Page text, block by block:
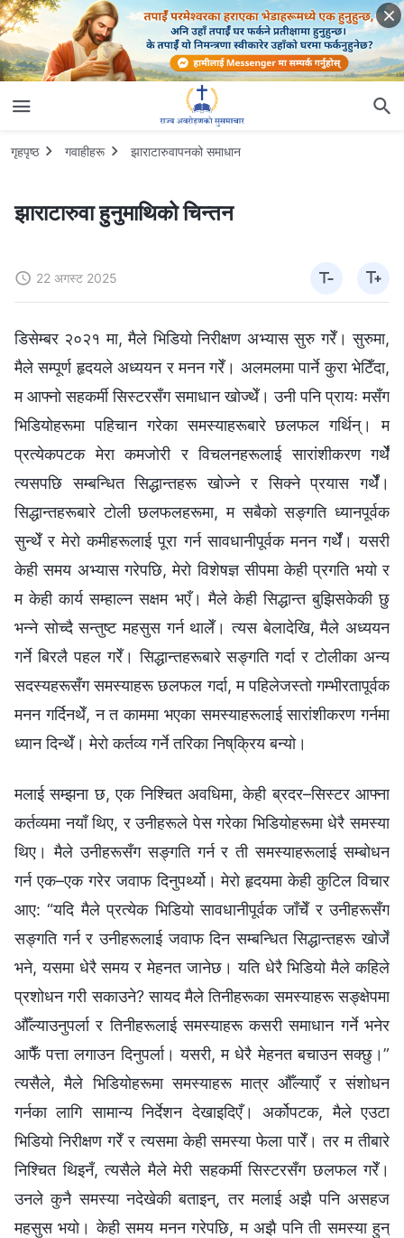
गृहपृष्ठ गवाहीहरू झाराटारुवापनको समाधान
झाराटारुवा हुनुमाथिको चिन्तन
22 अगस्ट 2025
डिसेम्बर २०२१ मा, मैले भिडियो निरीक्षण अभ्यास सुरु गरेँ। सुरुमा,
मैले सम्पूर्ण हृदयले अध्ययन र मनन गरेँ। अलमलमा पार्ने कुरा भेटिँदा,
म आफ्नो सहकर्मी सिस्टरसँग समाधान खोज्थेँ। उनी पनि प्रायः मसँग
भिडियोहरूमा पहिचान गरेका समस्याहरूबारे छलफल गर्थिन्। म
प्रत्येकपटक मेरा कमजोरी र विचलनहरूलाई सारांशीकरण गर्थेँ
त्यसपछि सम्बन्धित सिद्धान्तहरू खोज्ने र सिक्ने प्रयास गर्थेँ।
सिद्धान्तहरूबारे टोली छलफलहरूमा, म सबैको सङ्गति ध्यानपूर्वक
सुन्थेँ र मेरो कमीहरूलाई पूरा गर्न सावधानीपूर्वक मनन गर्थेँ। यसरी
केही समय अभ्यास गरेपछि, मेरो विशेषज्ञ सीपमा केही प्रगति भयो र
म केही कार्य सम्हाल्न सक्षम भएँ। मैले केही सिद्धान्त बुझिसकेकी छु
भन्‍ने सोच्दै सन्तुष्ट महसुस गर्न थालेँ। त्यस बेलादेखि, मैले अध्ययन
गर्ने बिरलै पहल गरेँ। सिद्धान्तहरूबारे सङ्गति गर्दा र टोलीका अन्य
सदस्यहरूसँग समस्याहरू छलफल गर्दा, म पहिलेजस्तो गम्भीरतापूर्वक
मनन गर्दिनथेँ, न त काममा भएका समस्याहरूलाई सारांशीकरण गर्नमा
ध्यान दिन्थेँ। मेरो कर्तव्य गर्ने तरिका निष्क्रिय बन्यो।
मलाई सम्झना छ, एक निश्चित अवधिमा, केही ब्रदर–सिस्टर आफ्ना
कर्तव्यमा नयाँ थिए, र उनीहरूले पेस गरेका भिडियोहरूमा धेरै समस्या
थिए। मैले उनीहरूसँग सङ्गति गर्न र ती समस्याहरूलाई सम्बोधन
गर्न एक–एक गरेर जवाफ दिनुपर्थ्यो। मेरो हृदयमा केही कुटिल विचार
आए: “यदि मैले प्रत्येक भिडियो सावधानीपूर्वक जाँचेँ र उनीहरूसँग
सङ्गति गर्न र उनीहरूलाई जवाफ दिन सम्बन्धित सिद्धान्तहरू खोजेँ
भने, यसमा धेरै समय र मेहनत जानेछ। यति धेरै भिडियो मैले कहिले
प्रशोधन गरी सकाउने? सायद मैले तिनीहरूका समस्याहरू सङ्क्षेपमा
औँल्याउनुपर्ला र तिनीहरूलाई समस्याहरू कसरी समाधान गर्ने भनेर
आफैँ पत्ता लगाउन दिनुपर्ला। यसरी, म धेरै मेहनत बचाउन सक्छु।”
त्यसैले, मैले भिडियोहरूमा समस्याहरू मात्र औँल्याएँ र संशोधन
गर्नका लागि सामान्य निर्देशन देखाइदिएँ। अर्कोपटक, मैले एउटा
भिडियो निरीक्षण गरेँ र त्यसमा केही समस्या फेला पारेँ। तर म तीबारे
निश्चित थिइनँ, त्यसैले मैले मेरी सहकर्मी सिस्टरसँग छलफल गरेँ।
उनले कुनै समस्या नदेखेकी बताइन्, तर मलाई अझै पनि असहज
महसुस भयो। केही समय मनन गरेपछि, म अझै पनि ती समस्या हुन्